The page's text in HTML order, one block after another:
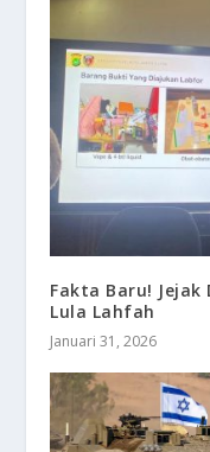
Fakta Baru! Jejak
Lula Lahfah
Januari 31, 2026